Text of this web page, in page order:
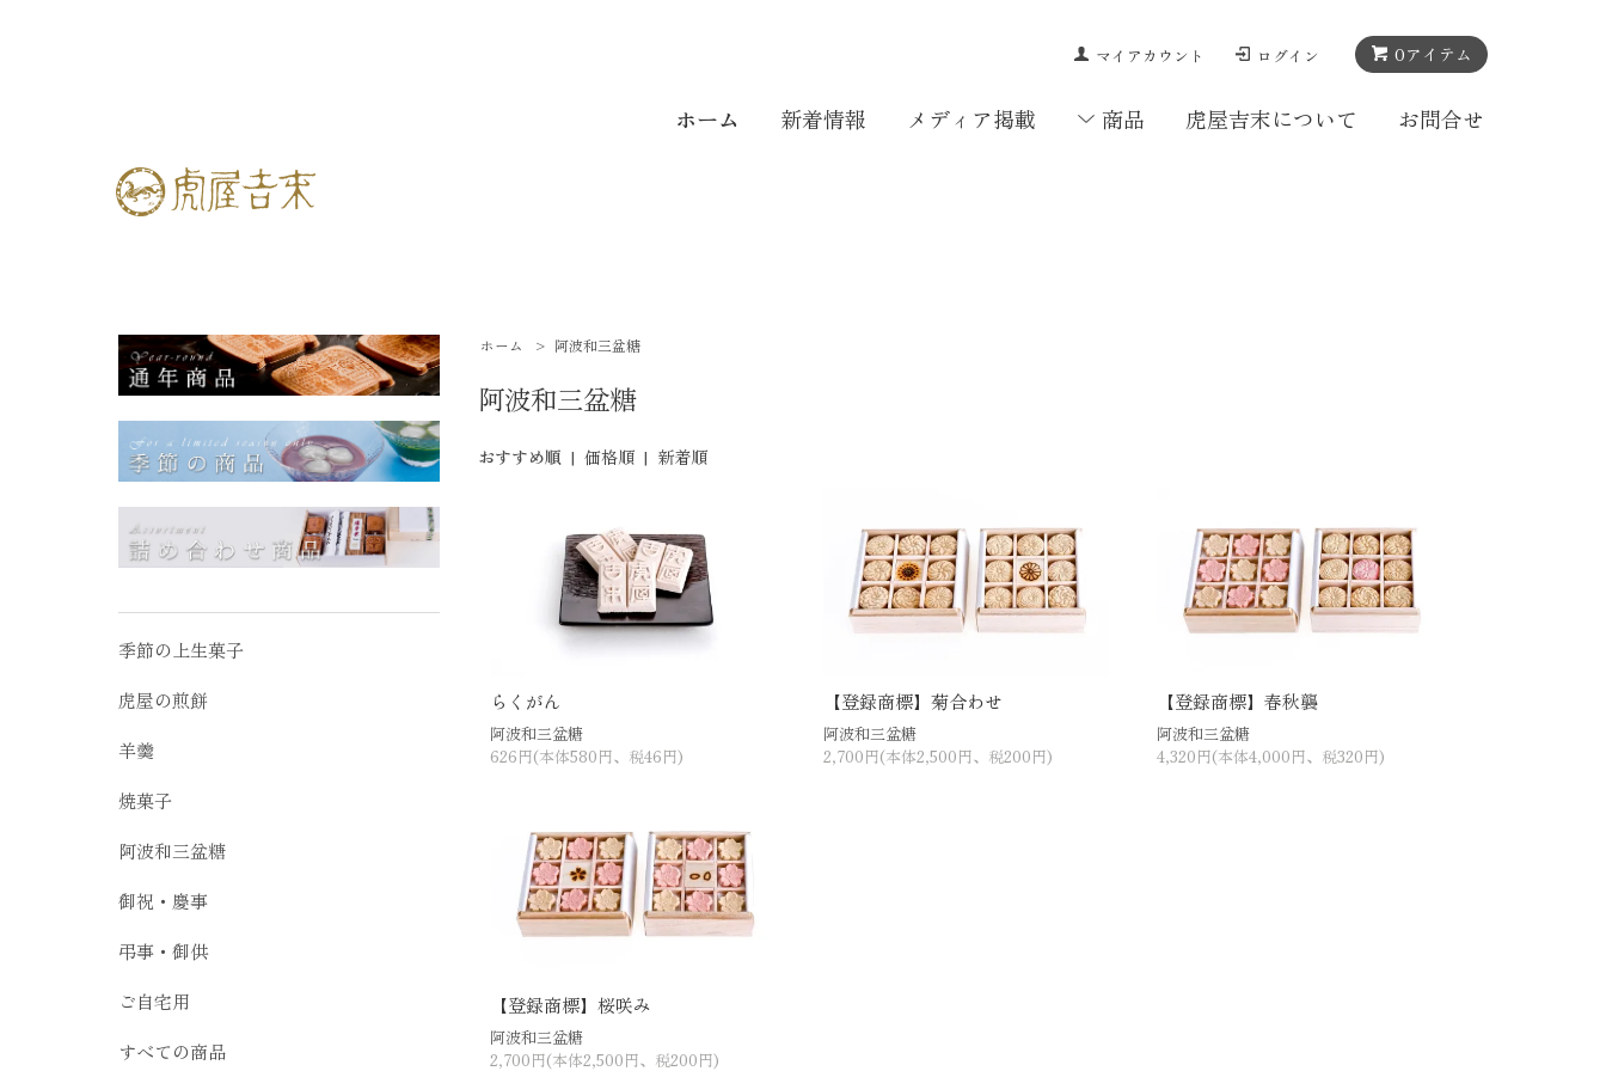
0アイテム
マイアカウント ログイン
ホーム 新着情報 メディア掲載 商品 虎屋吉末について お問合せ
ホーム > 阿波和三盆糖
阿波和三盆糖
おすすめ順| 価格順| 新着順
らくがん
阿波和三盆糖
626円(本体580円、税46円)
【登録商標】菊合わせ
阿波和三盆糖
2,700円(本体2,500円、税200円)
【登録商標】春秋襲
阿波和三盆糖
4,320円(本体4,000円、税320円)
【登録商標】桜咲み
阿波和三盆糖
2,700円(本体2,500円、税200円)
季節の上生菓子
虎屋の煎餅
羊羹
焼菓子
阿波和三盆糖
御祝・慶事
弔事・御供
ご自宅用
すべての商品